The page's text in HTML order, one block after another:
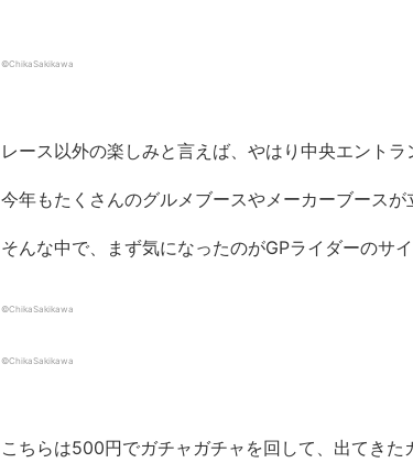
©ChikaSakikawa
レース以外の楽しみと言えば、やはり中央エントラ
今年もたくさんのグルメブースやメーカーブースが
そんな中で、まず気になったのがGPライダーのサ
©ChikaSakikawa
©ChikaSakikawa
こちらは500円でガチャガチャを回して、出てき